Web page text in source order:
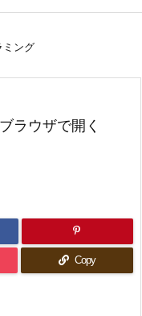
ミング
ラウザで開く
Copy